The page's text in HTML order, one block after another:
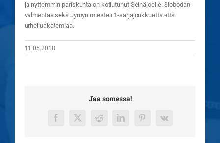
ja nyttemmin pariskunta on kotiutunut Seinäjoelle. Slobodan
valmentaa sekä Jymyn miesten 1-sarjajoukkuetta että
urheiluakatemiaa.
11.05.2018
Jaa somessa!
Facebook
X RedditLinkedInPinterest
Vk